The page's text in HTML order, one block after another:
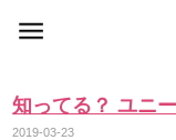
知ってる？ ユニ
2019-03-23